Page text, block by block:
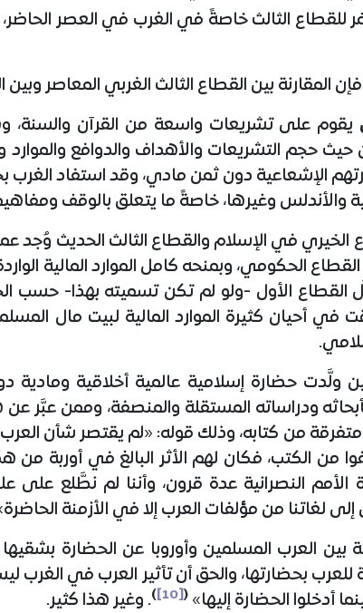
للقطاع الثالث خاصةً في الغرب في العصر
المقارنة بين القطاع الثالث الغربي المعاصر
يقوم على تشريعات واسعة من القرآن
حيث حجم التشريعات والأهداف والدوافع والموارد
الإشعاعية دون ثمن مادي، وقد استفاد الغرب
والأندلس وغيرها، خاصةً ما يتعلق بالوقف
في الإسلام والقطاع الثالث الحديث وُجد
الحكومي، وبمنحه كامل الموارد المالية
القطاع الأول -ولو لم تكن تسميته بهذا- حسب
في أحيان كثيرة الموارد المالية لبيت مال
ولَّدت حضارة إسلامية عالمية أخلاقية
ودراساته المستقلة والمنصفة، وممن
من كتابه، وذلك قوله: «لم يقتصر شأن العرب
من الكتب، فكان لهم الأثر البالغ في أوربة
النصرانية عدة قرون، وأننا لم نطَّلع على
لغاتنا من مؤلفات العرب إلا في الأزمنة
بين العرب المسلمين وأوروبا عن الحضارة
للعرب بحضارتها، والحق أن تأثير العرب في
أدخلوا الحضارة إليها» (
[10]
). وغير هذا كثير.